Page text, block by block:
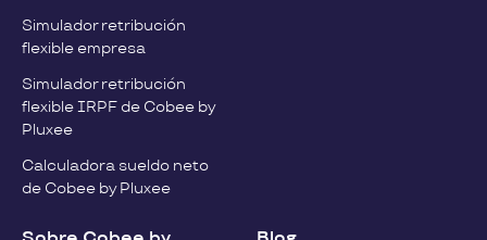
Simulador retribución
flexible empresa
Simulador retribución
flexible IRPF de Cobee by
Pluxee
Calculadora sueldo neto
de Cobee by Pluxee